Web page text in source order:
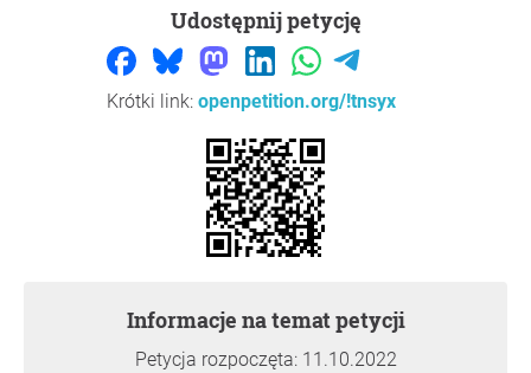
Udostępnij petycję
Krótki link: openpetition.org/!tnsyx
Informacje na temat petycji
Petycja rozpoczęta: 11.10.2022